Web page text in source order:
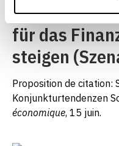
Erholung
für das
steigen
Proposition de citation:
Konjunkturtendenzen
économique, 15 juin.